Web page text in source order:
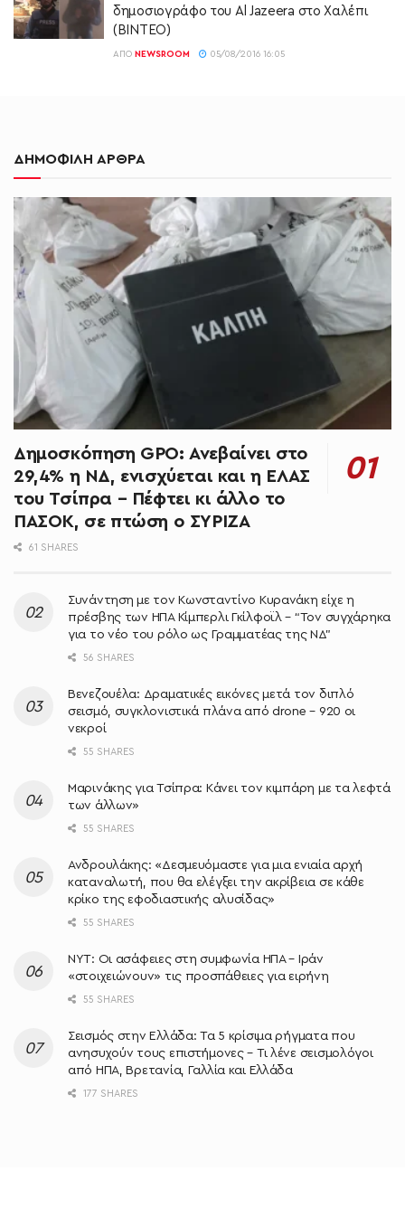
δημοσιογράφο του Al Jazeera στο Χαλέπι
(ΒΙΝΤΕΟ)
ΑΠΌ NEWSROOM 05/08/2016 16:05
ΔΗΜΟΦΙΛΗ ΑΡΘΡΑ
Δημοσκόπηση GPO: Ανεβαίνει στο
29,4% η ΝΔ, ενισχύεται και η ΕΛΑΣ
του Τσίπρα – Πέφτει κι άλλο το
ΠΑΣΟΚ, σε πτώση ο ΣΥΡΙΖΑ
61 SHARES
Συνάντηση με τον Κωνσταντίνο Κυρανάκη είχε η
πρέσβης των ΗΠΑ Κίμπερλι Γκίλφοϊλ – “Τον συγχάρηκα
για το νέο του ρόλο ως Γραμματέας της ΝΔ”
56 SHARES
Βενεζουέλα: Δραματικές εικόνες μετά τον διπλό
σεισμό, συγκλονιστικά πλάνα από drone – 920 οι
νεκροί
55 SHARES
Μαρινάκης για Τσίπρα: Κάνει τον κιμπάρη με τα λεφτά
των άλλων»
55 SHARES
Ανδρουλάκης: «Δεσμευόμαστε για μια ενιαία αρχή
καταναλωτή, που θα ελέγξει την ακρίβεια σε κάθε
κρίκο της εφοδιαστικής αλυσίδας»
55 SHARES
NYT: Οι ασάφειες στη συμφωνία ΗΠΑ – Ιράν
«στοιχειώνουν» τις προσπάθειες για ειρήνη
55 SHARES
Σεισμός στην Ελλάδα: Τα 5 κρίσιμα ρήγματα που
ανησυχούν τους επιστήμονες – Τι λένε σεισμολόγοι
από ΗΠΑ, Βρετανία, Γαλλία και Ελλάδα
177 SHARES